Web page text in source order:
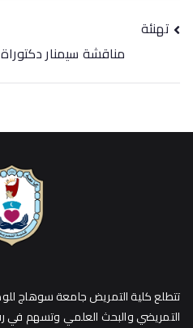
تهنئة
مناقشة سيمنار
تتطلع كلية التمريض جامعة سوهاج
التمريضي والبحث العلمي وتسهم